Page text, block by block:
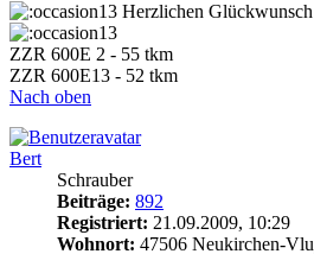
Herzlichen
ZZR 600E 2 - 55 tkm
ZZR 600E13 - 52 tkm
Nach oben
Bert
Schrauber
Beiträge: 892
Registriert: 21.09.2009, 10:29
Wohnort: 47506 Neukirchen-